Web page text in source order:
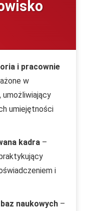
i pracownie
w
umożliwiający
umiejętności
kadra –
i
naukowych –